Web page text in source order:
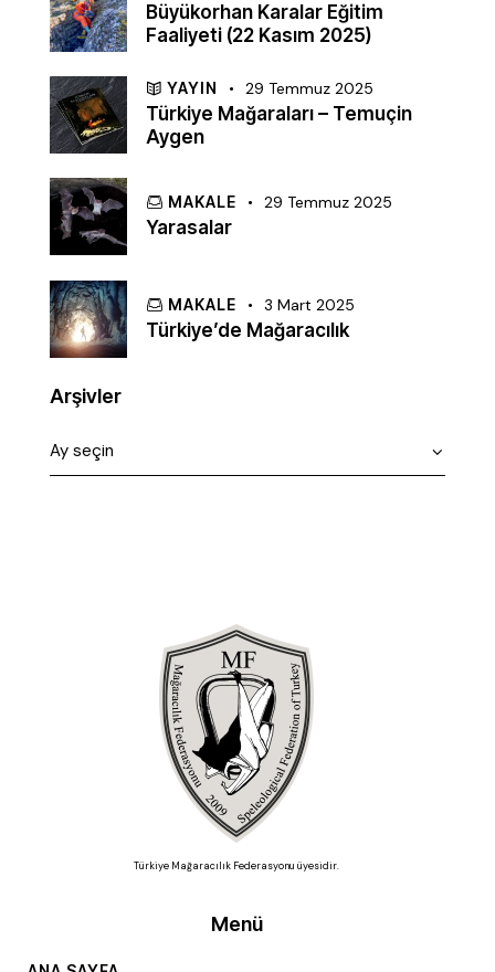
Büyükorhan Karalar Eğitim
Faaliyeti (22 Kasım 2025)
YAYIN 29 Temmuz 2025
Türkiye Mağaraları – Temuçin
Aygen
MAKALE 29 Temmuz 2025
Yarasalar
MAKALE 3 Mart 2025
Türkiye’de Mağaracılık
Arşivler
Türkiye Mağaracılık Federasyonu üyesidir.
Menü